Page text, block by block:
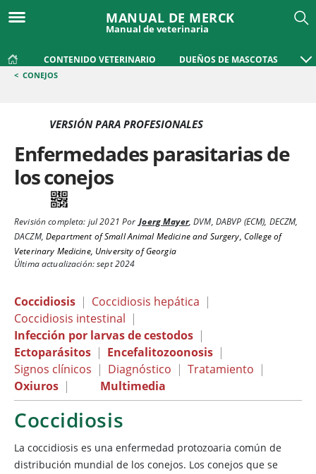
MANUAL DE MERCK
Manual de veterinaria
CONTENIDO VETERINARIO DUEÑOS DE MASCOTAS
< CONEJOS
VERSIÓN PARA PROFESIONALES
Enfermedades parasitarias de
los conejos
Revisión completa: jul 2021 Por Joerg Mayer,DVM, DABVP (ECM), DECZM,
DACZM, Department of Small Animal Medicine and Surgery, College of
Veterinary Medicine, University of Georgia
Última actualización: sept 2024
Coccidiosis | Coccidiosis hepática |
Coccidiosis intestinal |
Infección por larvas de cestodos |
Ectoparásitos | Encefalitozoonosis |
Signos clínicos | Diagnóstico | Tratamiento |
Oxiuros | Multimedia
Coccidiosis
La coccidiosis es una enfermedad protozoaria común de
distribución mundial de los conejos. Los conejos que se